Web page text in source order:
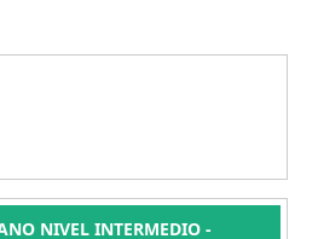
NIVEL INTERMEDIO -